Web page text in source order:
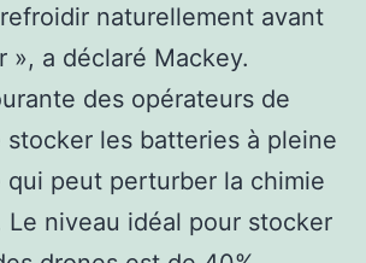
naturellement avant
», a déclaré Mackey.
des opérateurs de
stocker les batteries à pleine
qui peut perturber la chimie
Le niveau idéal pour stocker